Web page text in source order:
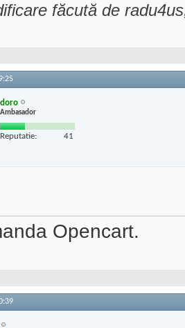
făcută de
doro
Ambasador
Reputatie: 41
Opencart.